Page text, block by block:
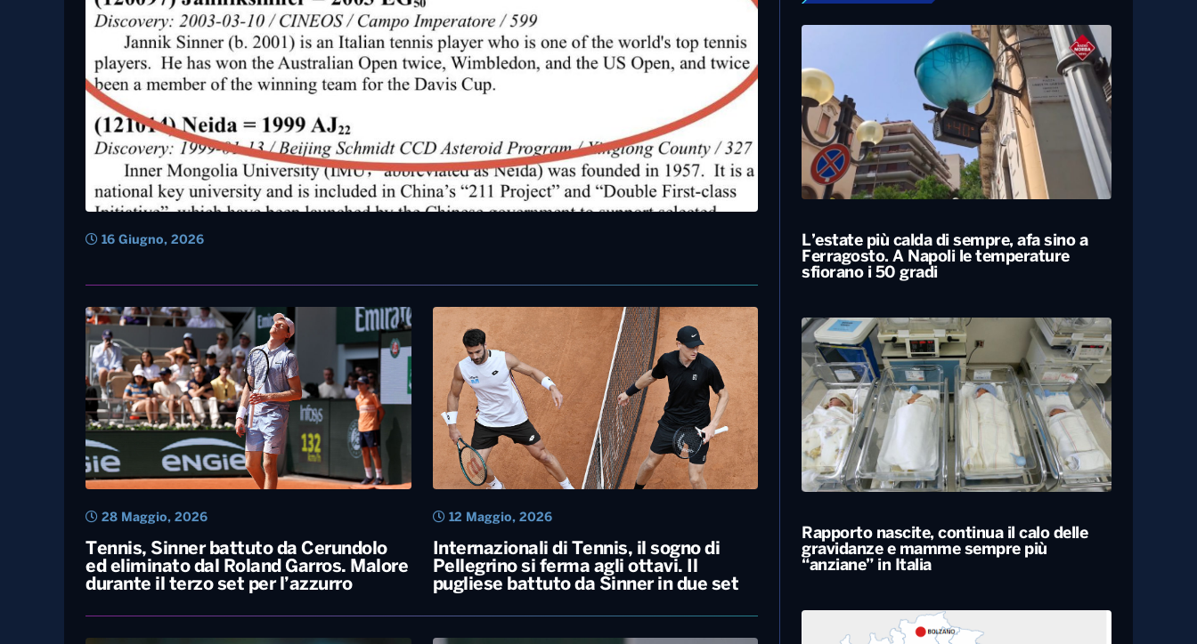
16 Giugno, 2026
Tennis, Sinner battuto da Cerundolo
ed eliminato dal Roland Garros. Malore
durante il terzo set per l’azzurro
28 Maggio, 2026
Internazionali di Tennis, il sogno di
Pellegrino si ferma agli ottavi. Il
pugliese battuto da Sinner in due set
12 Maggio, 2026
L’estate più calda di sempre, afa sino a
Ferragosto. A Napoli le temperature
sfiorano i 50 gradi
Rapporto nascite, continua il calo delle
gravidanze e mamme sempre più
“anziane” in Italia